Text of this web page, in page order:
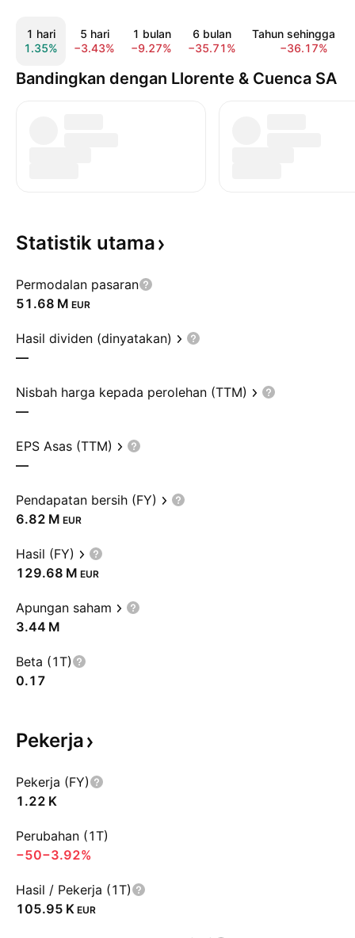
1 hari
1.35%
5 hari
−3.43%
1 bulan
−9.27%
6 bulan
−35.71%
Tahun sehingga kini
−36.17%
Bandingkan dengan Llorente & Cuenca SA
Statistik utama
Permodalan pasaran
‪51.68 M‬ EUR
Hasil dividen (dinyatakan)
—
Nisbah harga kepada perolehan (TTM)
—
EPS Asas (TTM)
—
Pendapatan bersih (FY)
‪6.82 M‬ EUR
Hasil (FY)
‪129.68 M‬ EUR
Apungan saham
‪3.44 M‬
Beta (1T)
0.17
Pekerja
Pekerja (FY)
‪1.22 K‬
Perubahan (1T)
−50−3.92%
Hasil / Pekerja (1T)
‪105.95 K‬ EUR